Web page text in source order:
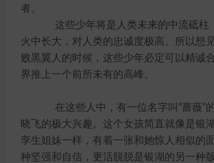
者。
这些少年将是人类未来的中流砥柱
火中长大，对人类的忠诚度极高。所以想
败黒翼人的时候，这些少年必定可以精诚
界推上一个前所未有的高峰。
在这些人中，有一位名字叫“蔷薇”
晓飞的极大兴趣。这个女孩简直就像是银
孪生姐妹一样，有着一张和她惊人相似的
种坚强和自信，更活脱脱是银湖的另一种版